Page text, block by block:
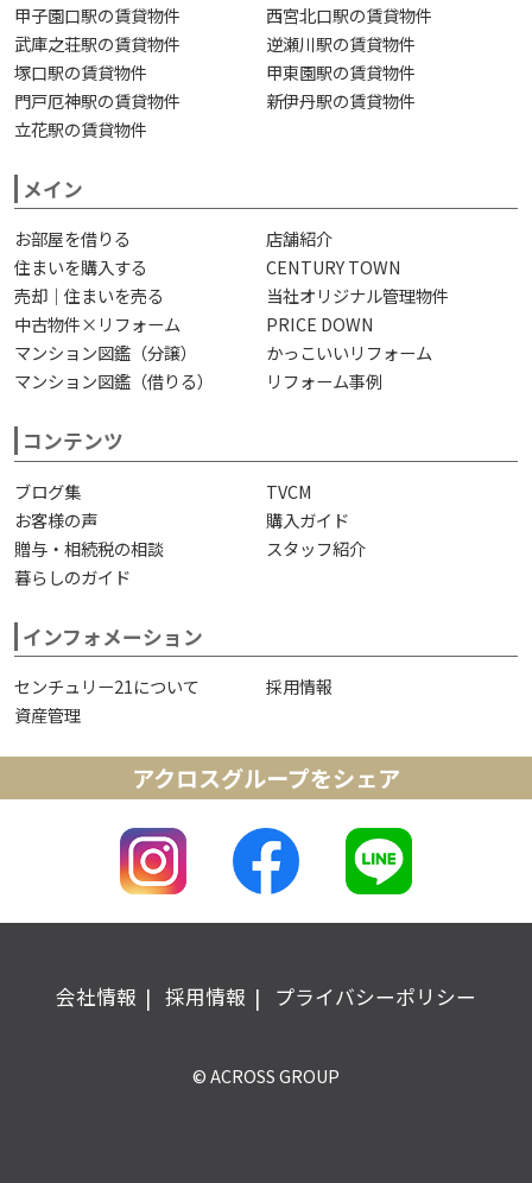
甲子園口駅の賃貸物件
西宮北口駅の賃貸物件
武庫之荘駅の賃貸物件
逆瀬川駅の賃貸物件
塚口駅の賃貸物件
甲東園駅の賃貸物件
門戸厄神駅の賃貸物件
新伊丹駅の賃貸物件
立花駅の賃貸物件
メイン
お部屋を借りる
店舗紹介
住まいを購入する
CENTURY TOWN
売却｜住まいを売る
当社オリジナル管理物件
中古物件×リフォーム
PRICE DOWN
マンション図鑑（分譲）
かっこいいリフォーム
マンション図鑑（借りる）
リフォーム事例
コンテンツ
ブログ集
TVCM
お客様の声
購入ガイド
贈与・相続税の相談
スタッフ紹介
暮らしのガイド
インフォメーション
センチュリー21について
採用情報
資産管理
アクロスグループをシェア
会社情報 採用情報 プライバシーポリシー
© ACROSS GROUP